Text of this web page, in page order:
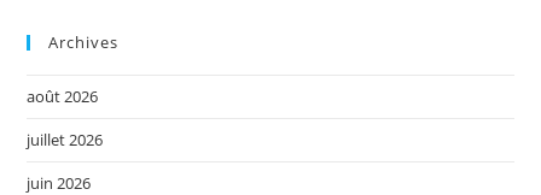
Archives
août 2026
juillet 2026
juin 2026